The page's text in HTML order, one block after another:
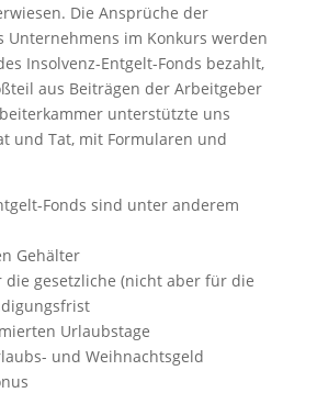
Die Ansprüche der
Unternehmens im Konkurs werden
Insolvenz-Entgelt-Fonds bezahlt,
aus Beiträgen der Arbeitgeber
unterstützte uns
und Tat, mit Formularen und
Fonds sind unter anderem
Gehälter
die gesetzliche (nicht aber für die
Urlaubstage
und Weihnachtsgeld